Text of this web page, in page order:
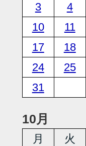
3
4
10
11
17
18
24
25
31
10月
月 火